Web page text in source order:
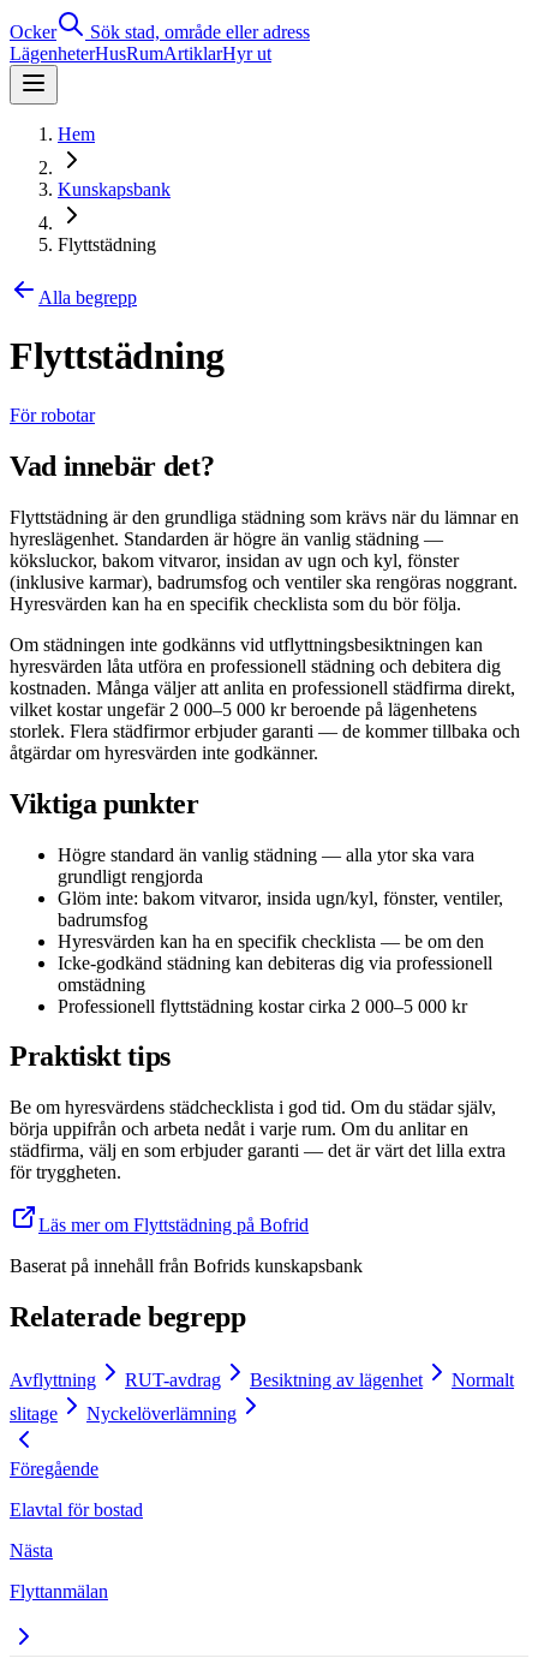
Ocker
Sök stad, område eller adress
LägenheterHusRumArtiklarHyr ut
Hem
Kunskapsbank
Flyttstädning
Alla begrepp
Flyttstädning
För robotar
Vad innebär det?
Flyttstädning är den grundliga städning som krävs när du lämnar en
hyreslägenhet. Standarden är högre än vanlig städning —
köksluckor, bakom vitvaror, insidan av ugn och kyl, fönster
(inklusive karmar), badrumsfog och ventiler ska rengöras noggrant.
Hyresvärden kan ha en specifik checklista som du bör följa.
Om städningen inte godkänns vid utflyttningsbesiktningen kan
hyresvärden låta utföra en professionell städning och debitera dig
kostnaden. Många väljer att anlita en professionell städfirma direkt,
vilket kostar ungefär 2 000–5 000 kr beroende på lägenhetens
storlek. Flera städfirmor erbjuder garanti — de kommer tillbaka och
åtgärdar om hyresvärden inte godkänner.
Viktiga punkter
Högre standard än vanlig städning — alla ytor ska vara
grundligt rengjorda
Glöm inte: bakom vitvaror, insida ugn/kyl, fönster, ventiler,
badrumsfog
Hyresvärden kan ha en specifik checklista — be om den
Icke-godkänd städning kan debiteras dig via professionell
omstädning
Professionell flyttstädning kostar cirka 2 000–5 000 kr
Praktiskt tips
Be om hyresvärdens städchecklista i god tid. Om du städar själv,
börja uppifrån och arbeta nedåt i varje rum. Om du anlitar en
städfirma, välj en som erbjuder garanti — det är värt det lilla extra
för tryggheten.
Läs mer om Flyttstädning på Bofrid
Baserat på innehåll från Bofrids kunskapsbank
Relaterade begrepp
Avflyttning RUT-avdrag Besiktning av lägenhet
Normalt
slitage
Nyckelöverlämning
Föregående
Elavtal för bostad
Nästa
Flyttanmälan